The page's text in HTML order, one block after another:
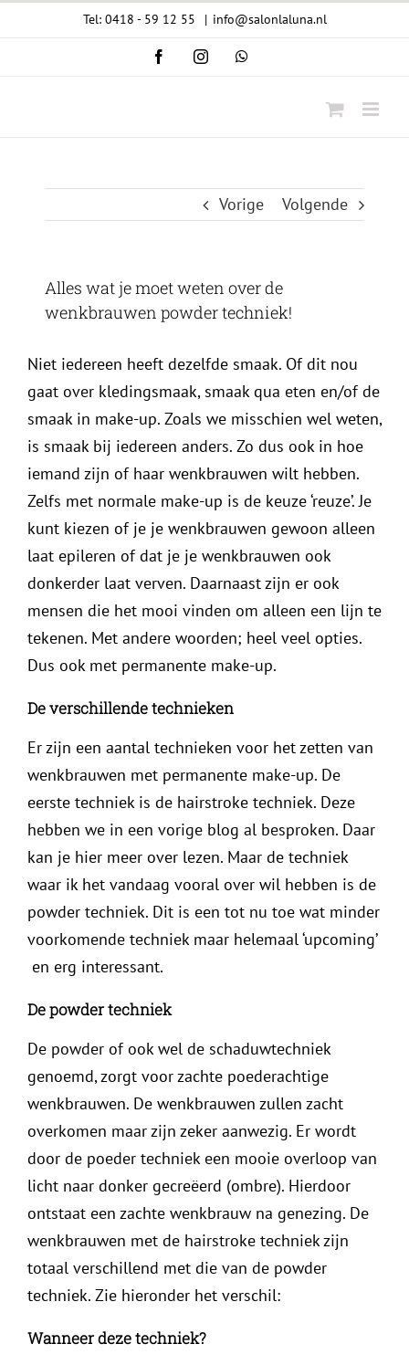
Tel: 0418 - 59 12 55 | info@salonlaluna.nl
FacebookInstagramWhatsApp
Vorige Volgende
Alles wat je moet weten over de
wenkbrauwen powder techniek!
Niet iedereen heeft dezelfde smaak. Of dit nou
gaat over kledingsmaak, smaak qua eten en/of de
smaak in make-up. Zoals we misschien wel weten,
is smaak bij iedereen anders. Zo dus ook in hoe
iemand zijn of haar wenkbrauwen wilt hebben.
Zelfs met normale make-up is de keuze ‘reuze’. Je
kunt kiezen of je je wenkbrauwen gewoon alleen
laat epileren of dat je je wenkbrauwen ook
donkerder laat verven. Daarnaast zijn er ook
mensen die het mooi vinden om alleen een lijn te
tekenen. Met andere woorden; heel veel opties.
Dus ook met permanente make-up.
De verschillende technieken
Er zijn een aantal technieken voor het zetten van
wenkbrauwen met permanente make-up. De
eerste techniek is de hairstroke techniek. Deze
hebben we in een vorige blog al besproken. Daar
kan je hier meer over lezen. Maar de techniek
waar ik het vandaag vooral over wil hebben is de
powder techniek. Dit is een tot nu toe wat minder
voorkomende techniek maar helemaal ‘upcoming’
en erg interessant.
De powder techniek
De powder of ook wel de schaduwtechniek
genoemd, zorgt voor zachte poederachtige
wenkbrauwen. De wenkbrauwen zullen zacht
overkomen maar zijn zeker aanwezig. Er wordt
door de poeder techniek een mooie overloop van
licht naar donker gecreëerd (ombre). Hierdoor
ontstaat een zachte wenkbrauw na genezing. De
wenkbrauwen met de hairstroke techniek zijn
totaal verschillend met die van de powder
techniek. Zie hieronder het verschil:
Wanneer deze techniek?